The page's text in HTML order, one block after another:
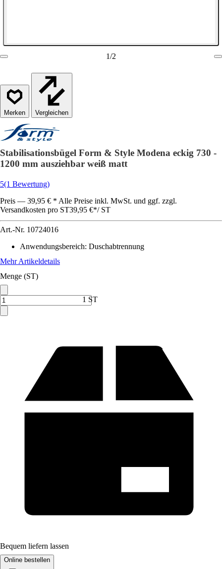
1/2
Vergleichen
Stabilisationsbügel Form & Style Modena eckig 730 -
1200 mm ausziehbar weiß matt
5(1 Bewertung)
Preis — 39,95 € * Alle Preise inkl. MwSt. und ggf. zzgl.
Versandkosten pro ST39,95 €*/ ST
Art.-Nr. 10724016
Anwendungsbereich: Duschabtrennung
Mehr Artikeldetails
Menge (ST)
1 ST
Bequem liefern lassen
Online bestellen